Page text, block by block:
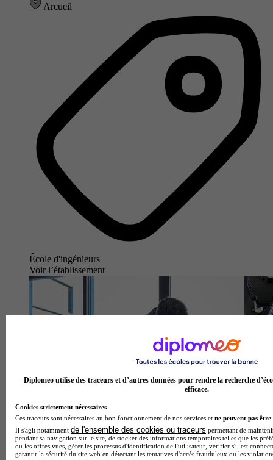
Arcueil
École d'ingénieurs
Voir l’établissement
Diplomeo utilise des traceurs et d’autres données pour rendre la recherche
efficace.
Cookies strictement nécessaires
Ces traceurs sont nécessaires au bon fonctionnement de nos services et ne peuvent pas être
Il s'agit notamment de l'ensemble des cookies ou traceurs permettant de
pendant sa navigation sur le site, de stocker des informations temporaires telles que les
ou les offres vues, gérer les processus d'identification de l'utilisateur, vérifier s'il est
garantir la sécurité du site web en détectant les tentatives d'accès frauduleux ou les